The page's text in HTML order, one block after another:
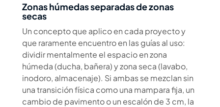
Zonas húmedas separadas de zonas
secas
Un concepto que aplico en cada proyecto y
que raramente encuentro en las guías al uso:
dividir mentalmente el espacio en zona
húmeda (ducha, bañera) y zona seca (lavabo,
inodoro, almacenaje). Si ambas se mezclan sin
una transición física como una mampara fija, un
cambio de pavimento o un escalón de 3 cm, la